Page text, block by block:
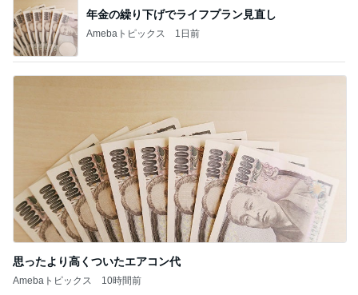
年金の繰り下げでライフプラン見直し
Amebaトピックス 1日前
思ったより高くついたエアコン代
Amebaトピックス 10時間前